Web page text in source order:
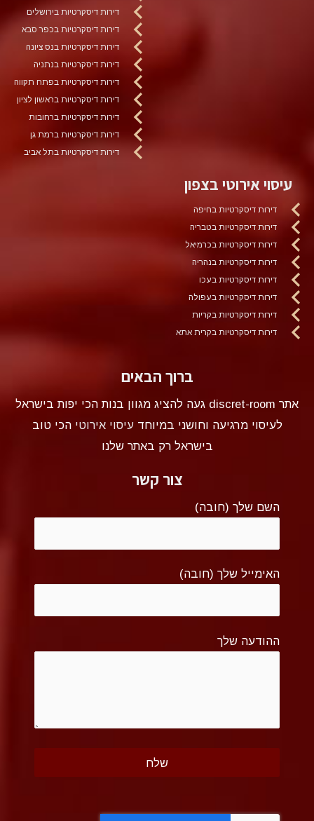
דירות דיסקרטיות בירושלים
דירות דיסקרטיות בכפר סבא
דירות דיסקרטיות בנס ציונה
דירות דיסקרטיות בנתניה
דירות דיסקרטיות בפתח תקווה
דירות דיסקרטיות בראשון לציון
דירות דיסקרטיות ברחובות
דירות דיסקרטיות ברמת גן
דירות דיסקרטיות בתל אביב
עיסוי אירוטי בצפון
דירות דיסקרטיות בחיפה
דירות דיסקרטיות בטבריה
דירות דיסקרטיות בכרמיאל
דירות דיסקרטיות בנהריה
דירות דיסקרטיות בעכו
דירות דיסקרטיות בעפולה
דירות דיסקרטיות בקריות
דירות דיסקרטיות בקרית אתא
ברוך הבאים
אתר discret-room געה להציג מגוון בנות הכי יפות בישראל
לעיסוי מרגיעה וחושני במיוחדעיסוי אירוטי הכי טוב
בישראל רק באתר שלנו
צור קשר
השם שלך (חובה)
האימייל שלך (חובה)
ההודעה שלך